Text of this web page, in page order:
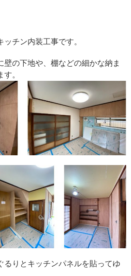
チン内装工事です。
壁の下地や、棚などの細かな納ま
。
るりとキッチンパネルを貼ってゆ